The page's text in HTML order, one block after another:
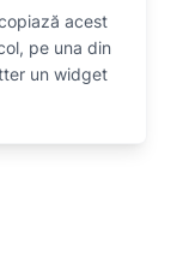
acest
pe una din
un widget